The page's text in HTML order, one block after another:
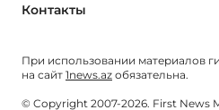
Контакты
При использовании материалов
на сайт 1news.az обязательна.
© Copyright 2007-2026. First News